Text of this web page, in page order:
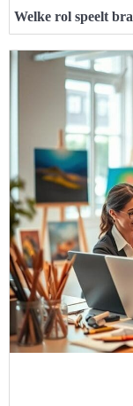
Welke rol speelt